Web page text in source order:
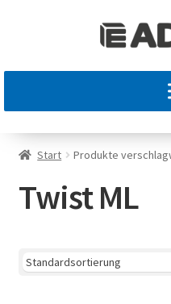
Start Produkte
Twist ML